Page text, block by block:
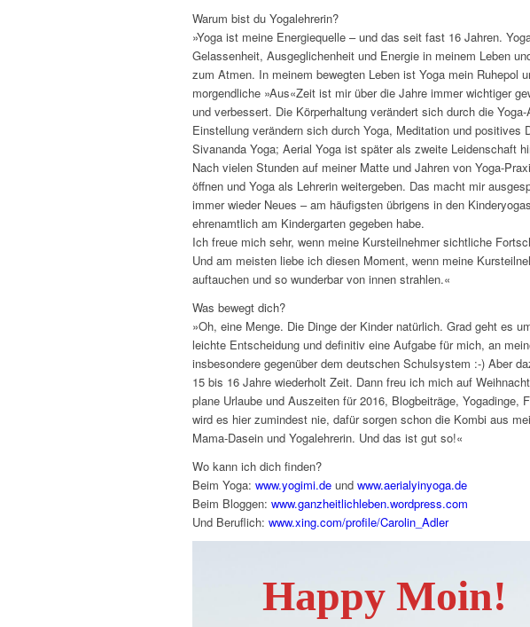
Warum bist du Yogalehrerin?
»Yoga ist meine Energiequelle – und das seit fast 16 Jahren.
Gelassenheit, Ausgeglichenheit und Energie in meinem Leben
zum Atmen. In meinem bewegten Leben ist Yoga mein Ruhepol
morgendliche »Aus«Zeit ist mir über die Jahre immer wichtiger
und verbessert. Die Körperhaltung verändert sich durch die
Einstellung verändern sich durch Yoga, Meditation und positives
Sivananda Yoga; Aerial Yoga ist später als zweite Leidenschaft
Nach vielen Stunden auf meiner Matte und Jahren von Yoga-
öffnen und Yoga als Lehrerin weitergeben. Das macht mir
immer wieder Neues – am häufigsten übrigens in den
ehrenamtlich am Kindergarten gegeben habe.
Ich freue mich sehr, wenn meine Kursteilnehmer sichtliche
Und am meisten liebe ich diesen Moment, wenn meine
auftauchen und so wunderbar von innen strahlen.«
Was bewegt dich?
»Oh, eine Menge. Die Dinge der Kinder natürlich. Grad geht es
leichte Entscheidung und definitiv eine Aufgabe für mich, an
insbesondere gegenüber dem deutschen Schulsystem :-) Aber
15 bis 16 Jahre wiederholt Zeit. Dann freu ich mich auf
plane Urlaube und Auszeiten für 2016, Blogbeiträge, Yogadinge,
wird es hier zumindest nie, dafür sorgen schon die Kombi aus
Mama-Dasein und Yogalehrerin. Und das ist gut so!«
Wo kann ich dich finden?
Beim Yoga: www.yogimi.de und www.aerialyinyoga.de
Beim Bloggen: www.ganzheitlichleben.wordpress.com
Und Beruflich: www.xing.com/profile/Carolin_Adler
Happy Moin!